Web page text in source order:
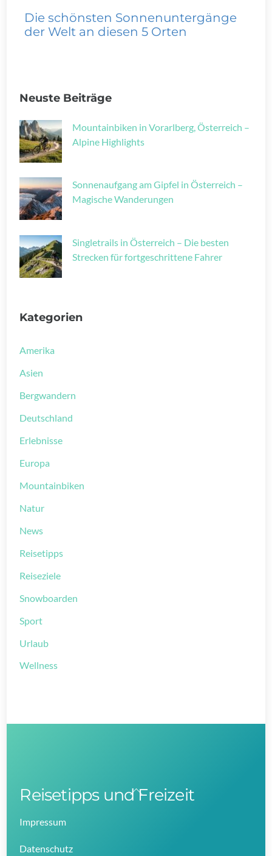
Die schönsten Sonnenuntergänge
der Welt an diesen 5 Orten
Neuste Beiträge
Mountainbiken in Vorarlberg, Österreich –
Alpine Highlights
Sonnenaufgang am Gipfel in Österreich –
Magische Wanderungen
Singletrails in Österreich – Die besten
Strecken für fortgeschrittene Fahrer
Kategorien
Amerika
Asien
Bergwandern
Deutschland
Erlebnisse
Europa
Mountainbiken
Natur
News
Reisetipps
Reiseziele
Snowboarden
Sport
Urlaub
Wellness
Back
Reisetipps und Freizeit
Impressum
Datenschutz